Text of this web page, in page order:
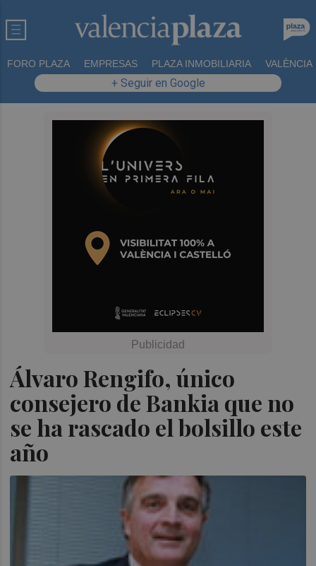
FORO PLAZA EMPRESAS PLAZA INMOBILIARIA VALÈNCIA
+ Seguir en Google
Álvaro Rengifo, único
consejero de Bankia que no
se ha rascado el bolsillo este
año